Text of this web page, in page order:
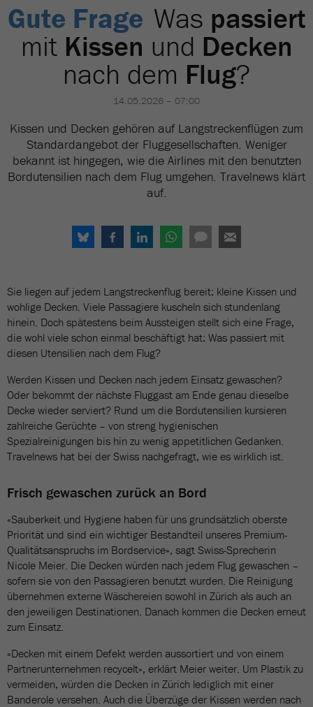
Gute Frage Was passiert
mit Kissen und Decken
nach dem Flug?
14.05.2026 – 07:00
Kissen und Decken gehören auf Langstreckenflügen zum
Standardangebot der Fluggesellschaften. Weniger
bekannt ist hingegen, wie die Airlines mit den benutzten
Bordutensilien nach dem Flug umgehen. Travelnews klärt
auf.
Sie liegen auf jedem Langstreckenflug bereit: kleine Kissen und
wohlige Decken. Viele Passagiere kuscheln sich stundenlang
hinein. Doch spätestens beim Aussteigen stellt sich eine Frage,
die wohl viele schon einmal beschäftigt hat: Was passiert mit
diesen Utensilien nach dem Flug?
Werden Kissen und Decken nach jedem Einsatz gewaschen?
Oder bekommt der nächste Fluggast am Ende genau dieselbe
Decke wieder serviert? Rund um die Bordutensilien kursieren
zahlreiche Gerüchte – von streng hygienischen
Spezialreinigungen bis hin zu wenig appetitlichen Gedanken.
Travelnews hat bei der Swiss nachgefragt, wie es wirklich ist.
Frisch gewaschen zurück an Bord
«Sauberkeit und Hygiene haben für uns grundsätzlich oberste
Priorität und sind ein wichtiger Bestandteil unseres Premium-
Qualitätsanspruchs im Bordservice», sagt Swiss-Sprecherin
Nicole Meier. Die Decken würden nach jedem Flug gewaschen –
sofern sie von den Passagieren benutzt wurden. Die Reinigung
übernehmen externe Wäschereien sowohl in Zürich als auch an
den jeweiligen Destinationen. Danach kommen die Decken erneut
zum Einsatz.
«Decken mit einem Defekt werden aussortiert und von einem
Partnerunternehmen recycelt», erklärt Meier weiter. Um Plastik zu
vermeiden, würden die Decken in Zürich lediglich mit einer
Banderole versehen. Auch die Überzüge der Kissen werden nach